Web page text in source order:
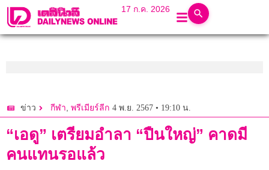
17 ก.ค. 2026
ข่าว กีฬา, พรีเมียร์ลีก 4 พ.ย. 2567 • 19:10 น.
“เอดู” เตรียมอำลา “ปืนใหญ่” คาดมี
คนแทนรอแล้ว